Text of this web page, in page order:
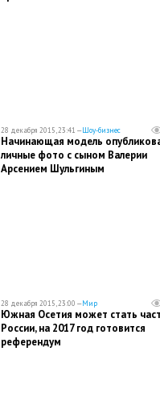
28 декабря 2015, 23:41 —Шоу-бизнес
Начинающая модель
личные фото с сыном Валерии
Арсением Шульгиным
28 декабря 2015, 23:00 —Мир
Южная Осетия может стать
России, на 2017 год готовится
референдум